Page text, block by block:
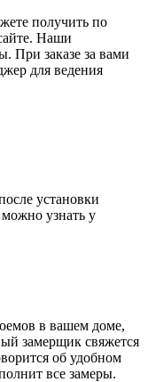
получить по
Наши
При заказе за вами
для ведения
установки
узнать у
в вашем доме,
замерщик свяжется
об удобном
все замеры.